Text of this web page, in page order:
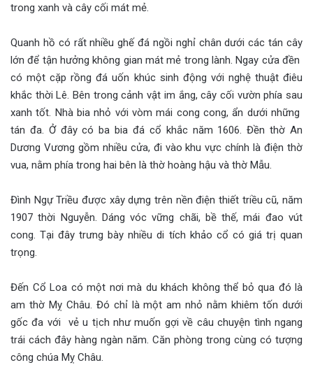
trong xanh và cây cối mát mẻ.
Quanh hồ có rất nhiều ghế đá ngồi nghỉ chân dưới các tán cây
lớn để tận hưởng không gian mát mẻ trong lành. Ngay cửa đền
có một cặp rồng đá uốn khúc sinh động với nghệ thuật điêu
khắc thời Lê. Bên trong cảnh vật im ắng, cây cối vườn phía sau
xanh tốt. Nhà bia nhỏ với vòm mái cong cong, ẩn dưới những
tán đa. Ở đây có ba bia đá cổ khắc năm 1606. Đền thờ An
Dương Vương gồm nhiều cửa, đi vào khu vực chính là điện thờ
vua, nằm phía trong hai bên là thờ hoàng hậu và thờ Mẫu.
Đình Ngự Triều được xây dựng trên nền điện thiết triều cũ, năm
1907 thời Nguyễn. Dáng vóc vững chãi, bề thế, mái đao vút
cong. Tại đây trưng bày nhiều di tích khảo cổ có giá trị quan
trọng.
Đến Cổ Loa có một nơi mà du khách không thể bỏ qua đó là
am thờ Mỵ Châu. Đó chỉ là một am nhỏ nằm khiêm tốn dưới
gốc đa với vẻ u tịch như muốn gợi về câu chuyện tình ngang
trái cách đây hàng ngàn năm. Căn phòng trong cùng có tượng
công chúa Mỵ Châu.